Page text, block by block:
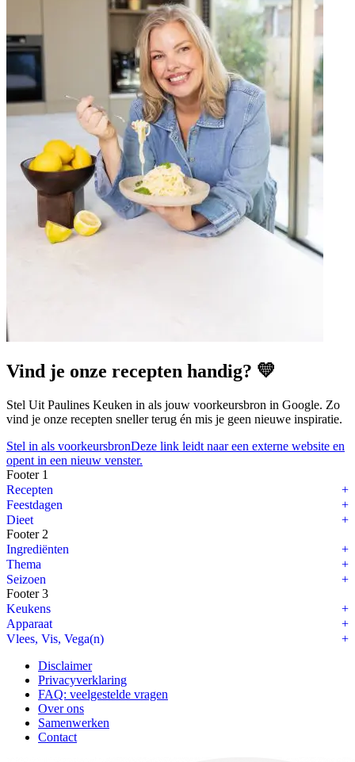
Vind je onze recepten handig? 💛
Stel Uit Paulines Keuken in als jouw voorkeursbron in Google. Zo
vind je onze recepten sneller terug én mis je geen nieuwe inspiratie.
Stel in als voorkeursbronDeze link leidt naar een externe website en
opent in een nieuw venster.
Footer 1
Recepten
Feestdagen
Dieet
Footer 2
Ingrediënten
Thema
Seizoen
Footer 3
Keukens
Apparaat
Vlees, Vis, Vega(n)
Disclaimer
Privacyverklaring
FAQ: veelgestelde vragen
Over ons
Samenwerken
Contact